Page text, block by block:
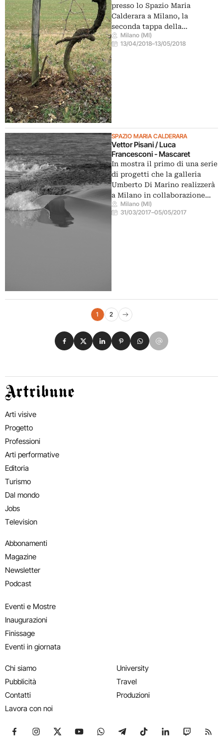
presso lo Spazio Maria
Calderara a Milano, la
seconda tappa della…
Milano (MI)
13/04/2018–13/05/2018
SPAZIO MARIA CALDERARA
Vettor Pisani / Luca
Francesconi - Mascaret
In mostra il primo di una serie
di progetti che la galleria
Umberto Di Marino realizzerà
a Milano in collaborazione…
Milano (MI)
31/03/2017–05/05/2017
Navigazione eventi1 2
Pagina successiva
Condividi su Facebook
Condividi su X
Condividi su LinkedIn
Condividi su Pinterest
Condividi su WhatsApp
Condividi su Email
Artribune
Arti visive
Progetto
Professioni
Arti performative
Editoria
Turismo
Dal mondo
Jobs
Television
Abbonamenti
Magazine
Newsletter
Podcast
Eventi e Mostre
Inaugurazioni
Finissage
Eventi in giornata
Chi siamo
Pubblicità
Contatti
Lavora con noi
University
Travel
Produzioni
Seguici su Facebook
Seguici su Instagram
Seguici su X
Seguici su YouTube
Seguici su WhatsApp
Seguici su Telegram
Seguici su TikTok
Seguici su
Seguici